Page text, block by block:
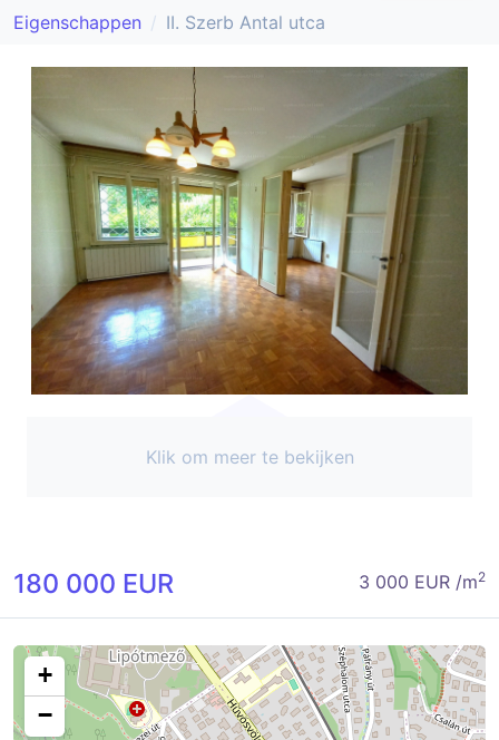
Eigenschappen
II. Szerb Antal utca
Klik om meer te bekijken
180 000 EUR 3 000 EUR /m2
+
−